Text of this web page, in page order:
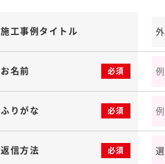
施工事例タイトル
お名前 必須
ふりがな 必須
返信方法 必須